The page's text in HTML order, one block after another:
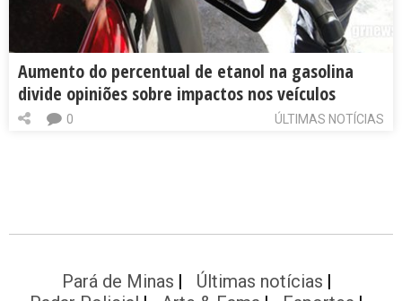
Aumento do percentual de etanol na gasolina
divide opiniões sobre impactos nos veículos
ÚLTIMAS NOTÍCIAS
0
Pará de Minas
Últimas notícias